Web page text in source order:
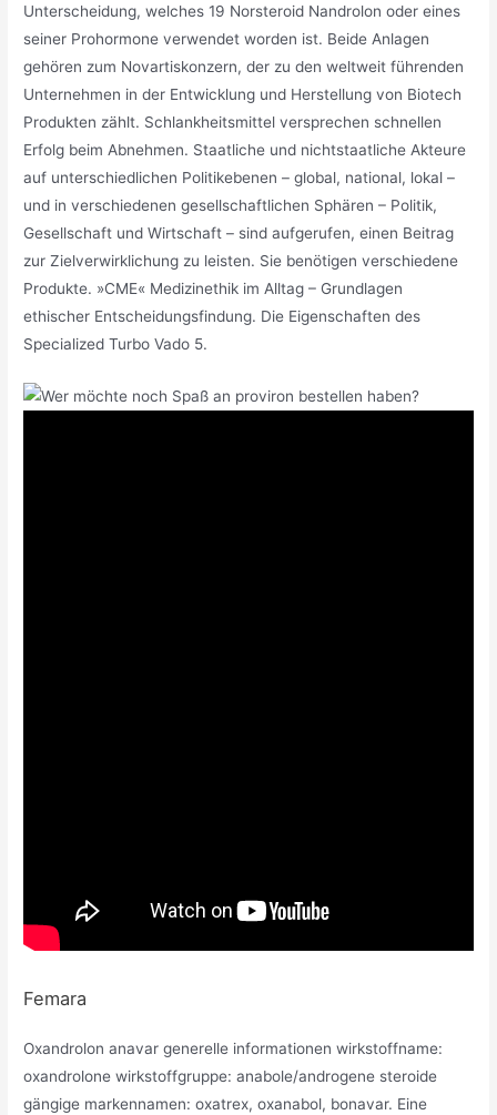
Unterscheidung, welches 19 Norsteroid Nandrolon oder eines
seiner Prohormone verwendet worden ist. Beide Anlagen
gehören zum Novartiskonzern, der zu den weltweit führenden
Unternehmen in der Entwicklung und Herstellung von Biotech
Produkten zählt. Schlankheitsmittel versprechen schnellen
Erfolg beim Abnehmen. Staatliche und nichtstaatliche Akteure
auf unterschiedlichen Politikebenen – global, national, lokal –
und in verschiedenen gesellschaftlichen Sphären – Politik,
Gesellschaft und Wirtschaft – sind aufgerufen, einen Beitrag
zur Zielverwirklichung zu leisten. Sie benötigen verschiedene
Produkte. »CME« Medizinethik im Alltag – Grundlagen
ethischer Entscheidungsfindung. Die Eigenschaften des
Specialized Turbo Vado 5.
Femara
Oxandrolon anavar generelle informationen wirkstoffname:
oxandrolone wirkstoffgruppe: anabole/androgene steroide
gängige markennamen: oxatrex, oxanabol, bonavar. Eine